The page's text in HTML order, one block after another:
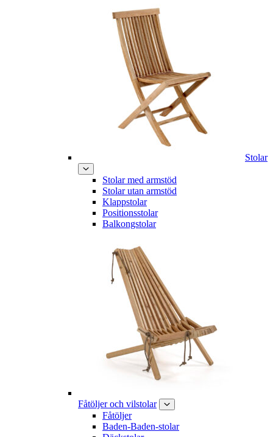
Stolar
Stolar med armstöd
Stolar utan armstöd
Klappstolar
Positionsstolar
Balkongstolar
Fåtöljer och vilstolar
Fåtöljer
Baden-Baden-stolar